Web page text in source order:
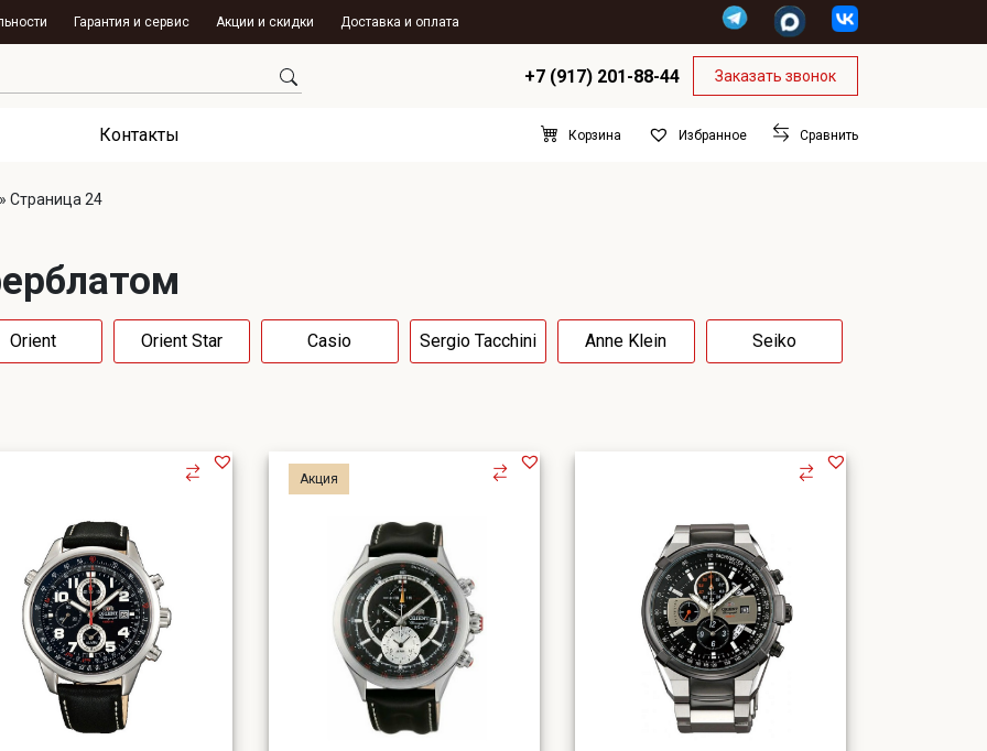
Гарантия и сервис Акции и скидки Доставка и оплата
+7 (917) 201-88-44 Заказать звонок
Контакты Корзина Избранное Сравнить
» Страница 24
Orient Orient Star Casio Sergio Tacchini Anne Klein Seiko
Акция